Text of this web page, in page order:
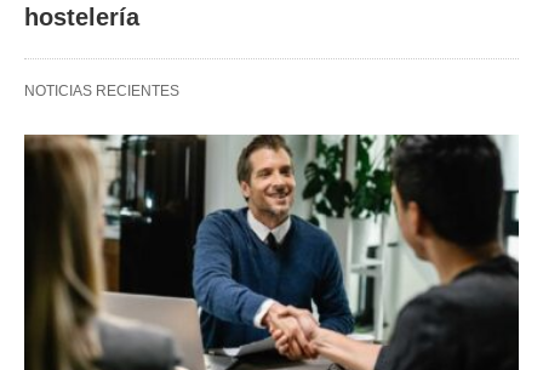
hostelería
NOTICIAS RECIENTES